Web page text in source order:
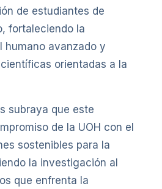
de estudiantes de
fortaleciendo la
humano avanzado y
orientadas a la
subraya que este
de la UOH con el
sostenibles para la
la investigación al
que enfrenta la